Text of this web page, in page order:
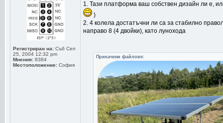
Регистриран на: Съб Сеп
25, 2004 12:32 pm
Мнения: 8384
Местоположение: София
1. Тази платформа ваш собствен дизайн ли е,
)
2. 4 колела достатъчни ли са за стабилно
направо 8 (4 двойки), като лунохода
Прикачени файлове: